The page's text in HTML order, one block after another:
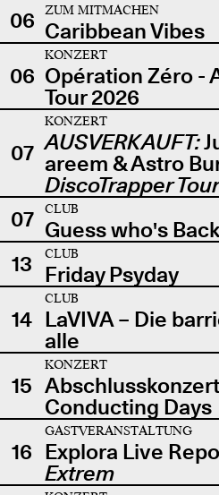
06
ZUM MITMACHEN
Caribbean Vibes
06
KONZERT
Opération Zéro -
Tour 2026
07
KONZERT
AUSVERKAUFT:
areem & Astro
DiscoTrapper
07
CLUB
Guess who's
13
CLUB
Friday Psyday
14
CLUB
LaVIVA – Die
alle
15
KONZERT
Conducting Days
16
GASTVERANSTALTUNG
Explora Live
Extrem